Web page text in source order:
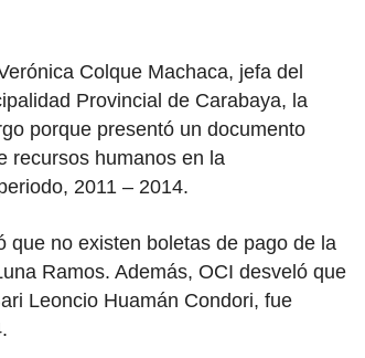
Colque Machaca, jefa del
Provincial de Carabaya, la
porque presentó un documento
recursos humanos en la
2011 – 2014.
que no existen boletas de pago de la
Ramos. Además, OCI desveló que
Leoncio Huamán Condori, fue